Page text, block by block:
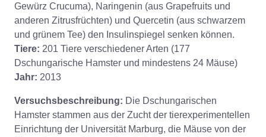
Gewürz Crucuma), Naringenin (aus Grapefruits und
anderen Zitrusfrüchten) und Quercetin (aus schwarzem
und grünem Tee) den Insulinspiegel senken können.
Tiere: 201 Tiere verschiedener Arten (177
Dschungarische Hamster und mindestens 24 Mäuse)
Jahr: 2013
Versuchsbeschreibung: Die Dschungarischen
Hamster stammen aus der Zucht der tierexperimentellen
Einrichtung der Universität Marburg, die Mäuse von der